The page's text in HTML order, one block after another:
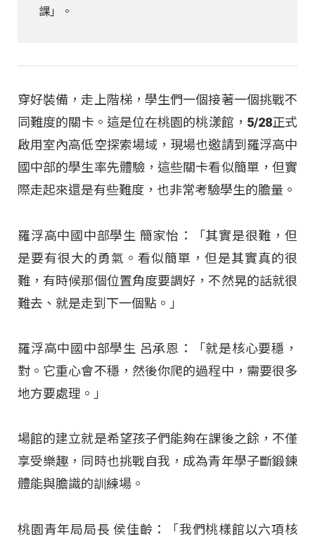
課」。
穿好裝備，走上階梯，學生們一個接著一個挑戰不
同難度的關卡。這是位在桃園的桃漾館，5/28正式
啟用室內高低空探索場域，現場也邀請到羅浮高中
國中部的學生率先體驗，這些關卡看似簡單，但實
際走起來還是有些難度，也非常考驗學生的膽量。
羅浮高中國中部學生 簡家怡：「其實是很難，但
是要有很大的勇氣。看似簡單，但是其實真的很
難，有時候那個位置角度要調好，不然晃的話就很
難去、就是走到下一個點。」
羅浮高中國中部學生 呂承恩：「就是核心要穩，
對。它重心會不穩，然後你爬的過程中，需要很多
地方要處理。」
場館的建立就是希望孩子們能夠在課後之餘，不僅
享受樂趣，同時也挑戰自我，成為青年學子斷鍛鍊
體能與膽識的訓練場 。
桃園青年局局長 侯佳齡：「我們桃樣館以六項核